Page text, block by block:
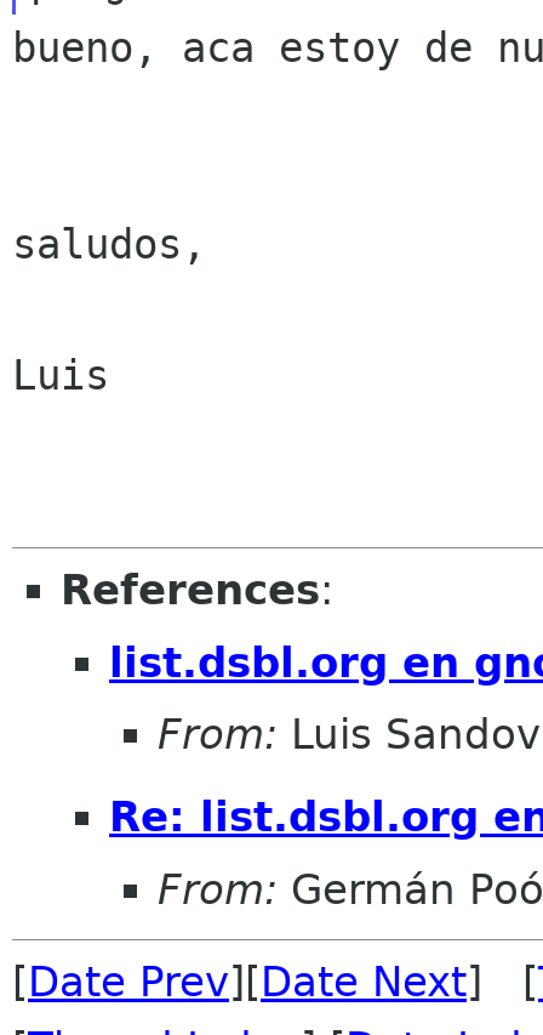
bueno, aca estoy de
saludos,
Luis
References:
list.dsbl.org en
From: Luis
Re: list.dsbl.org
From: Germán
[Date Prev][Date Next] [